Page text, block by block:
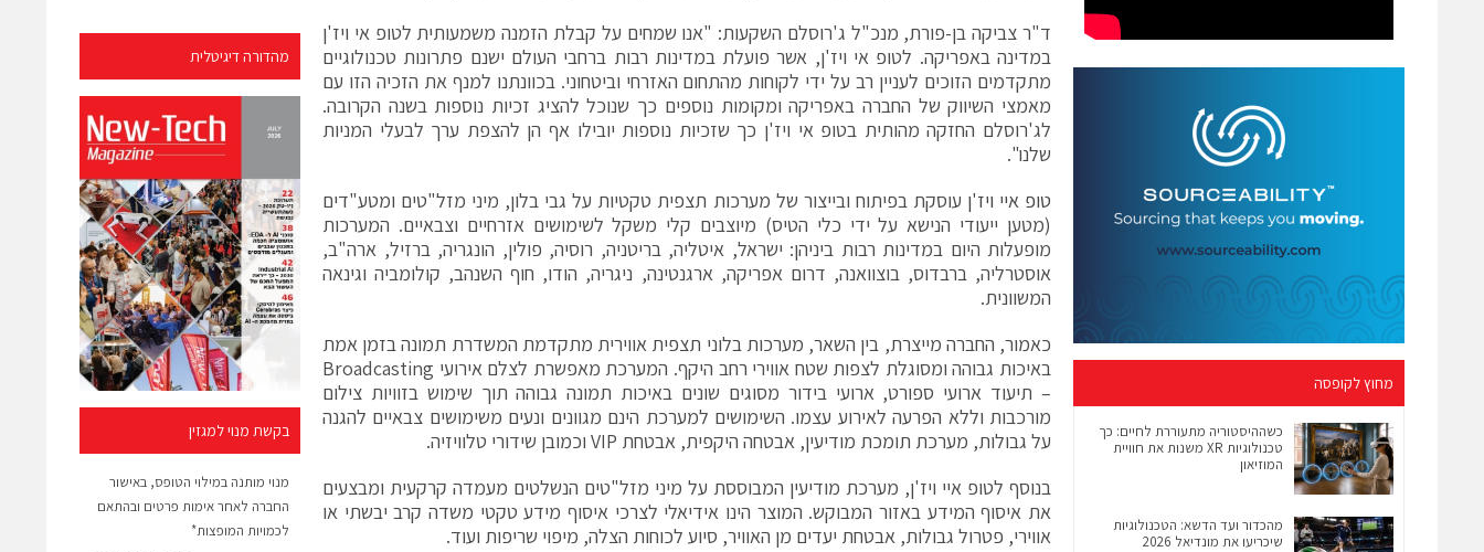
מהדורה דיגיטלית
בקשת מנוי למגזין
מנוי מותנה במילוי הטופס, באישור
החברה לאחר אימות פרטים ובהתאם
לכמויות המופצות*
ד"ר צביקה בן-פורת, מנכ"ל ג'רוסלם השקעות: "אנו שמחים על קבלת הזמנה משמעותית לטופ אי ויז'ן
במדינה באפריקה. לטופ אי ויז'ן, אשר פועלת במדינות רבות ברחבי העולם ישנם פתרונות טכנולוגיים
מתקדמים הזוכים לעניין רב על ידי לקוחות מהתחום האזרחי וביטחוני. בכוונתנו למנף את הזכיה הזו עם
מאמצי השיווק של החברה באפריקה ומקומות נוספים כך שנוכל להציג זכיות נוספות בשנה הקרובה.
לג'רוסלם החזקה מהותית בטופ אי ויז'ן כך שזכיות נוספות יובילו אף הן להצפת ערך לבעלי המניות
שלנו".
טופ איי ויז'ן עוסקת בפיתוח ובייצור של מערכות תצפית טקטיות על גבי בלון, מיני מזל"טים ומטע"דים
(מטען ייעודי הנישא על ידי כלי הטיס) מיוצבים קלי משקל לשימושים אזרחיים וצבאיים. המערכות
מופעלות היום במדינות רבות ביניהן: ישראל, איטליה, בריטניה, רוסיה, פולין, הונגריה, ברזיל, ארה"ב,
אוסטרליה, ברבדוס, בוצוואנה, דרום אפריקה, ארגנטינה, ניגריה, הודו, חוף השנהב, קולומביה וגינאה
המשוונית.
כאמור, החברה מייצרת, בין השאר, מערכות בלוני תצפית אווירית מתקדמת המשדרת תמונה בזמן אמת
באיכות גבוהה ומסוגלת לצפות שטח אווירי רחב היקף. המערכת מאפשרת לצלם אירועי Broadcasting
– תיעוד ארועי ספורט, ארועי בידור מסוגים שונים באיכות תמונה גבוהה תוך שימוש בזוויות צילום
מורכבות וללא הפרעה לאירוע עצמו. השימושים למערכת הינם מגוונים ונעים משימושים צבאיים להגנה
על גבולות, מערכת תומכת מודיעין, אבטחה היקפית, אבטחת VIP וכמובן שידורי טלוויזיה.
בנוסף לטופ איי ויז'ן, מערכת מודיעין המבוססת על מיני מזל"טים הנשלטים מעמדה קרקעית ומבצעים
את איסוף המידע באזור המבוקש. המוצר הינו אידיאלי לצרכי איסוף מידע טקטי משדה קרב יבשתי או
אווירי, פטרול גבולות, אבטחת יעדים מן האוויר, סיוע לכוחות הצלה, מיפוי שריפות ועוד.
מחוץ לקופסה
כשההיסטוריה מתעוררת לחיים: כך
טכנולוגיות XR משנות את חוויית
המוזיאון
מהכדור ועד הדשא: הטכנולוגיות
שיכריעו את מונדיאל 2026